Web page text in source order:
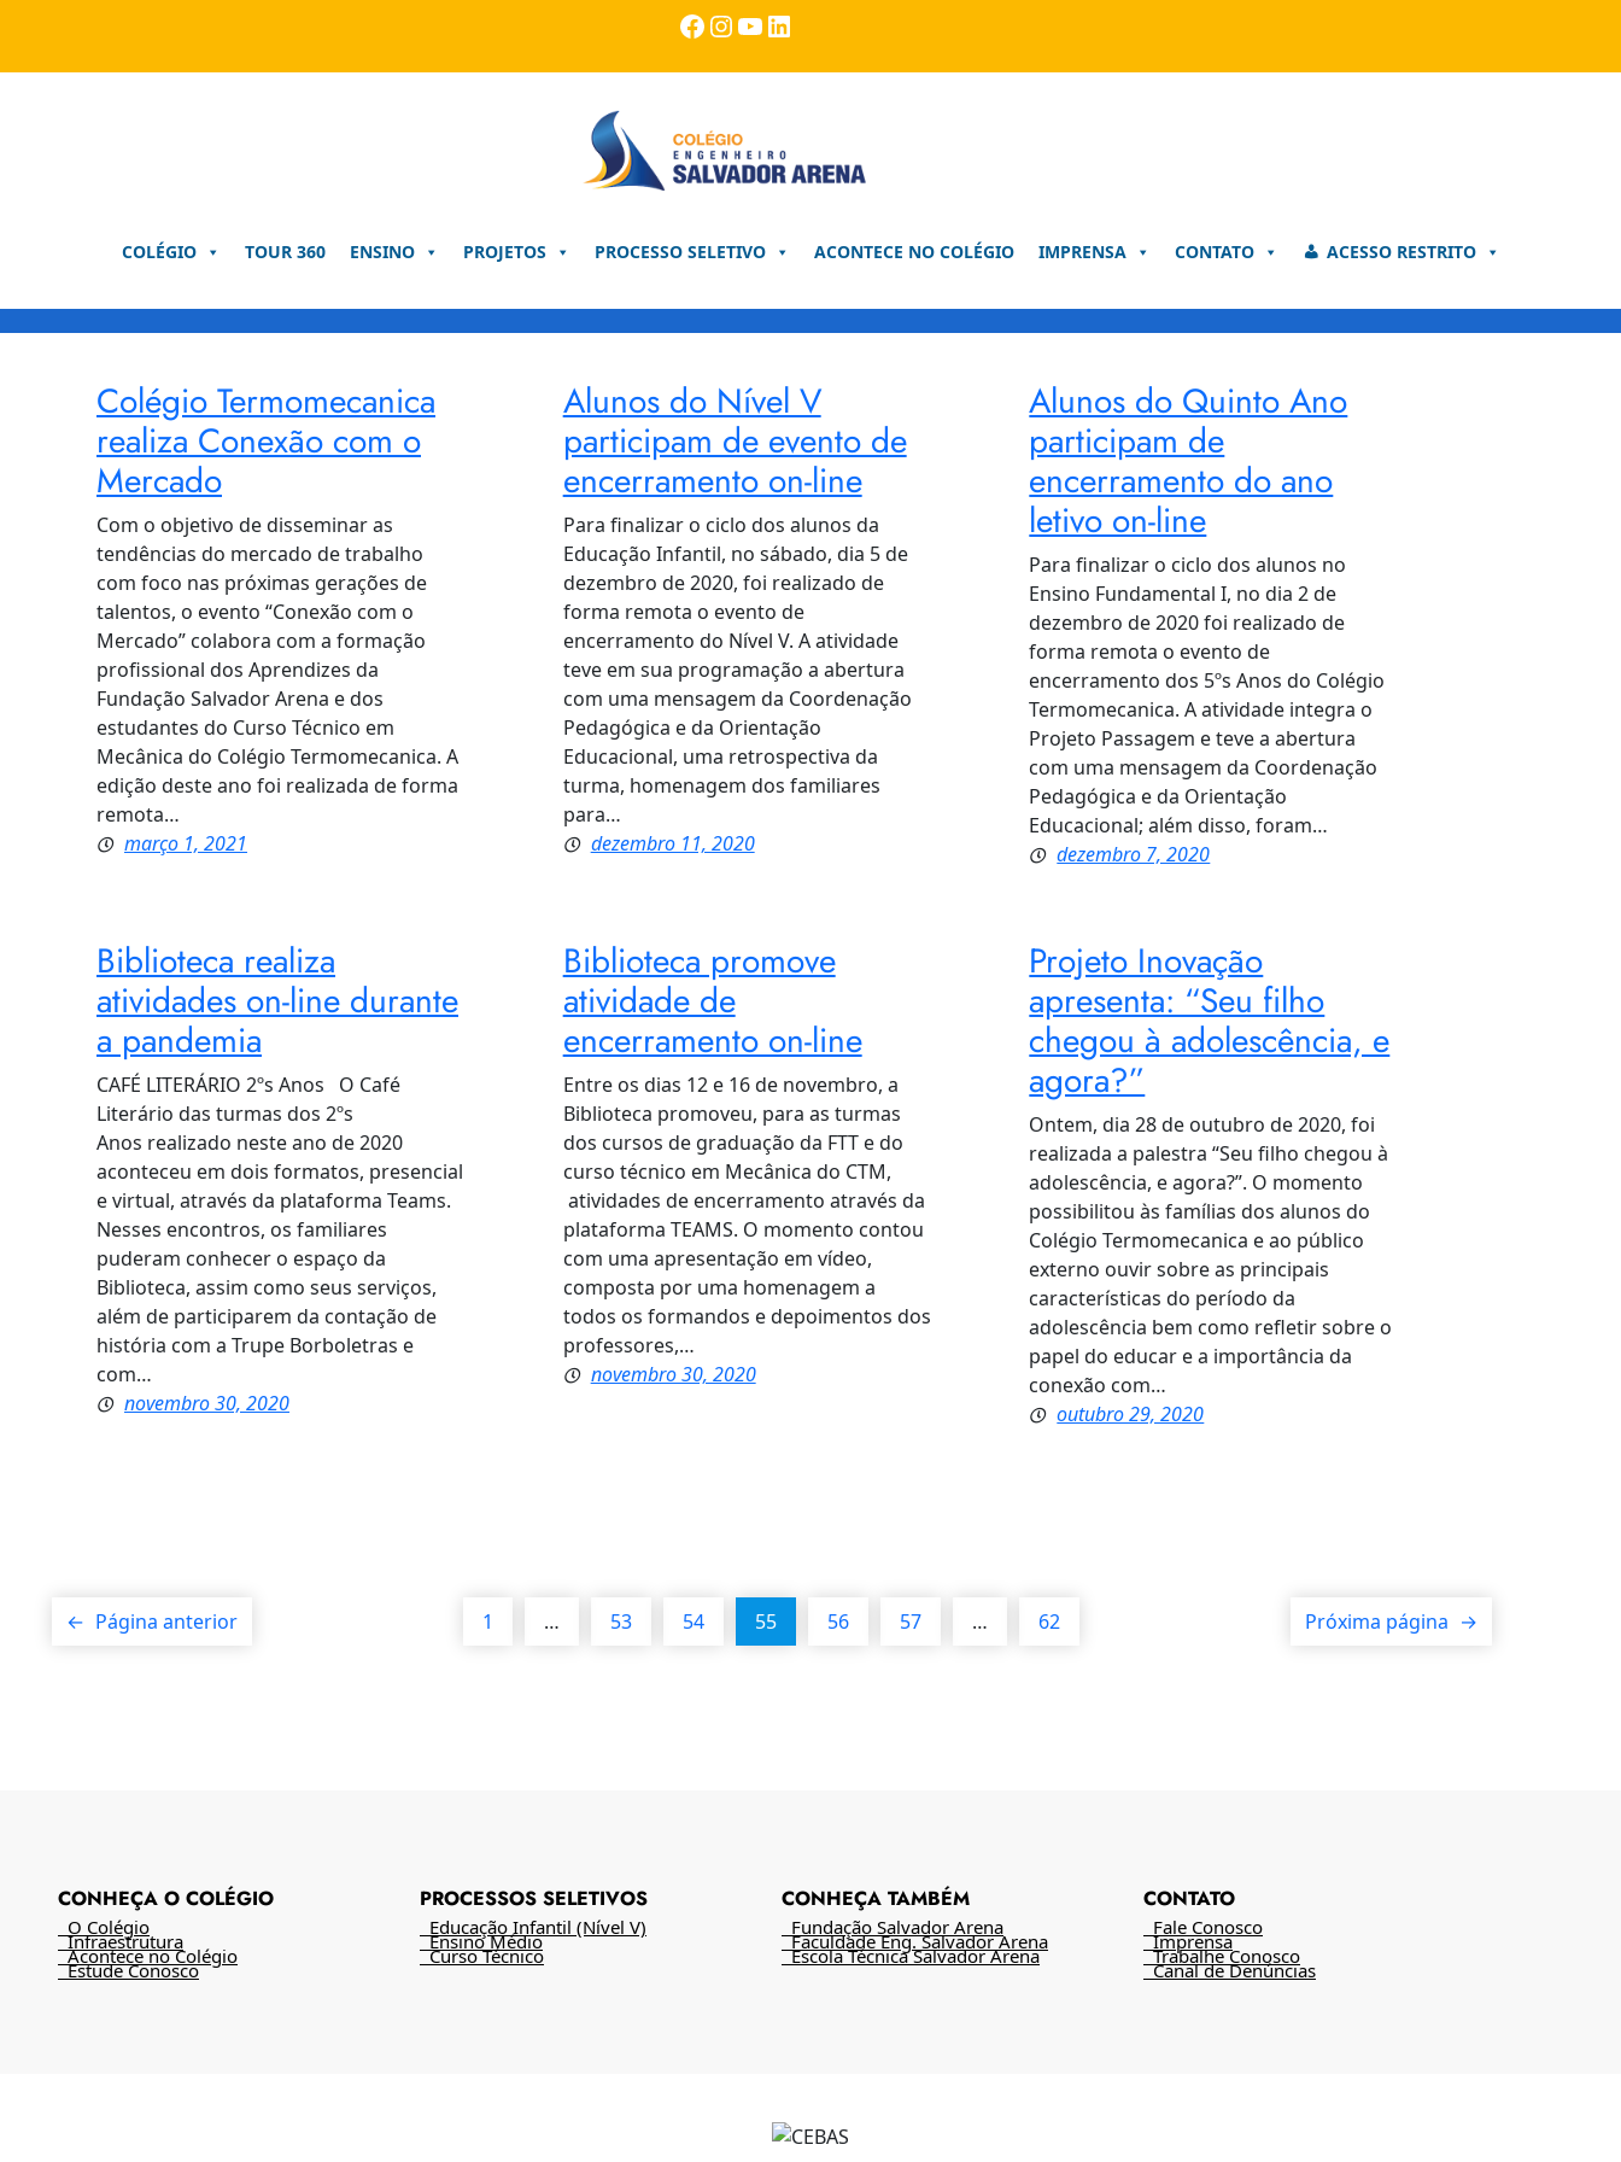
o
Facebook
Instagram
Youtube
LinkedIn
COLÉGIO TOUR 360 ENSINO PROJETOS PROCESSO SELETIVO ACONTECE NO COLÉGIO IMPRENSA CONTATO ACESSO RESTRITO
Colégio Termomecanica
realiza Conexão com o
Mercado
Com o objetivo de disseminar as
tendências do mercado de trabalho
com foco nas próximas gerações de
talentos, o evento “Conexão com o
Mercado” colabora com a formação
profissional dos Aprendizes da
Fundação Salvador Arena e dos
estudantes do Curso Técnico em
Mecânica do Colégio Termomecanica. A
edição deste ano foi realizada de forma
remota…
março 1, 2021
Alunos do Nível V
participam de evento de
encerramento on-line
Para finalizar o ciclo dos alunos da
Educação Infantil, no sábado, dia 5 de
dezembro de 2020, foi realizado de
forma remota o evento de
encerramento do Nível V. A atividade
teve em sua programação a abertura
com uma mensagem da Coordenação
Pedagógica e da Orientação
Educacional, uma retrospectiva da
turma, homenagem dos familiares
para…
dezembro 11, 2020
Alunos do Quinto Ano
participam de
encerramento do ano
letivo on-line
Para finalizar o ciclo dos alunos no
Ensino Fundamental I, no dia 2 de
dezembro de 2020 foi realizado de
forma remota o evento de
encerramento dos 5ºs Anos do Colégio
Termomecanica. A atividade integra o
Projeto Passagem e teve a abertura
com uma mensagem da Coordenação
Pedagógica e da Orientação
Educacional; além disso, foram…
dezembro 7, 2020
Biblioteca realiza
atividades on-line durante
a pandemia
CAFÉ LITERÁRIO 2ºs Anos O Café
Literário das turmas dos 2ºs
Anos realizado neste ano de 2020
aconteceu em dois formatos, presencial
e virtual, através da plataforma Teams.
Nesses encontros, os familiares
puderam conhecer o espaço da
Biblioteca, assim como seus serviços,
além de participarem da contação de
história com a Trupe Borboletras e
com…
novembro 30, 2020
Biblioteca promove
atividade de
encerramento on-line
Entre os dias 12 e 16 de novembro, a
Biblioteca promoveu, para as turmas
dos cursos de graduação da FTT e do
curso técnico em Mecânica do CTM,
atividades de encerramento através da
plataforma TEAMS. O momento contou
com uma apresentação em vídeo,
composta por uma homenagem a
todos os formandos e depoimentos dos
professores,…
novembro 30, 2020
Projeto Inovação
apresenta: “Seu filho
chegou à adolescência, e
agora?”
Ontem, dia 28 de outubro de 2020, foi
realizada a palestra “Seu filho chegou à
adolescência, e agora?”. O momento
possibilitou às famílias dos alunos do
Colégio Termomecanica e ao público
externo ouvir sobre as principais
características do período da
adolescência bem como refletir sobre o
papel do educar e a importância da
conexão com…
outubro 29, 2020
← Página anterior 1 … 53 54 55 56 57 … 62 Próxima página →
CONHEÇA O COLÉGIO
O Colégio
Infraestrutura
Acontece no Colégio
Estude Conosco
PROCESSOS SELETIVOS
Educação Infantil (Nível V)
Ensino Médio
Curso Técnico
CONHEÇA TAMBÉM
Fundação Salvador Arena
Faculdade Eng. Salvador Arena
Escola Técnica Salvador Arena
CONTATO
Fale Conosco
Imprensa
Trabalhe Conosco
Canal de Denúncias